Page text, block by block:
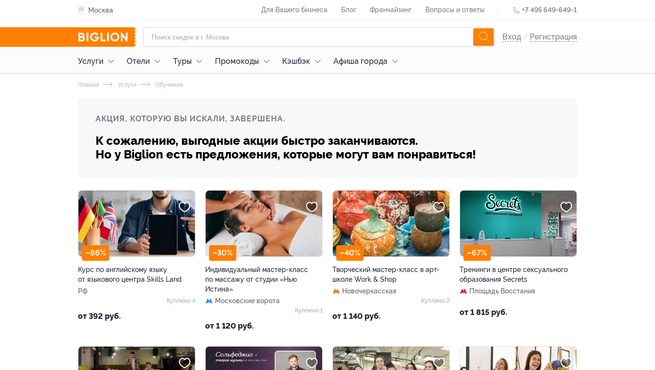
Москва Для Вашего бизнеса Блог Франчайзинг Вопросы и ответы +7 495 649-649-1
Вход / Регистрация
Услуги Отели Туры Промокоды Кэшбэк Афиша города
Главная Услуги Обучение
АКЦИЯ, КОТОРУЮ ВЫ ИСКАЛИ, ЗАВЕРШЕНА.
К сожалению, выгодные акции быстро заканчиваются.
Но у Biglion есть предложения, которые могут вам понравиться!
–86%
Курс по английскому языку
от языкового центра Skills Land
РФ
от 392 руб.
Куплено 4
–30%
Индивидуальный мастер-класс
по массажу от студии «Нью
Истина»
Московские ворота
от 1 120 руб.
Куплено 1
–40%
Творческий мастер-класс в арт-
школе Work & Shop
Новочеркасская
от 1 140 руб.
Куплено 2
–67%
Тренинги в центре сексуального
образования Secrets
Площадь Восстания
от 1 815 руб.